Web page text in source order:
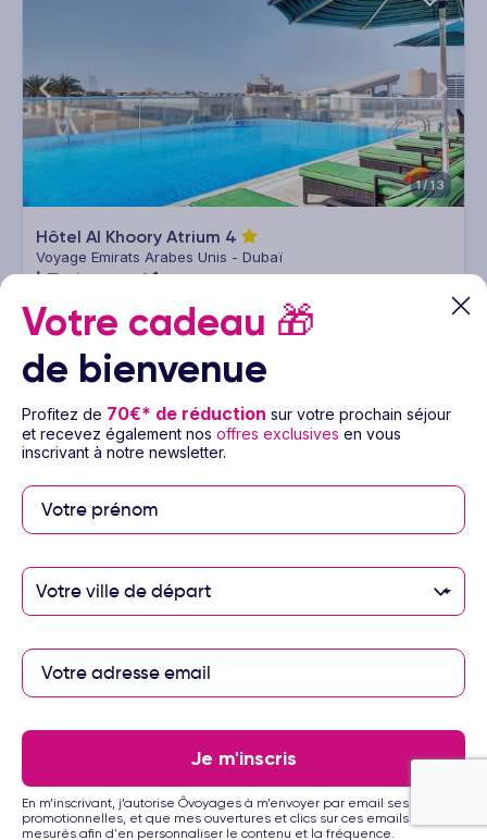
1/13
Hôtel Al Khoory Atrium 4
Voyage Emirats Arabes Unis - Dubaï
3 à 12 nuits Vol inclus
Dès 557
/pers.
pour 4 jours / 3 nuits
Hôtel Radisson Blu Hotel Barsha Heights5
557€
pour 4 jours / 3 nuits
Voir l’offre
Votre cadeau 🎁
de bienvenue
Profitez de 70€* de réduction sur votre prochain séjour
et recevez également nos offres exclusives en vous
inscrivant à notre newsletter.
Votre ville de départ
Je m'inscris
En m’inscrivant, j’autorise Ôvoyages à m’envoyer par email ses offres
promotionnelles, et que mes ouvertures et clics sur ces emails soient
mesurés afin d'en personnaliser le contenu et la fréquence.